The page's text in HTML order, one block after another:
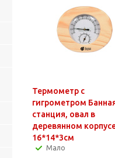
Термометр с
гигрометром
станция, овал в
деревянном
16*14*3см
Мало